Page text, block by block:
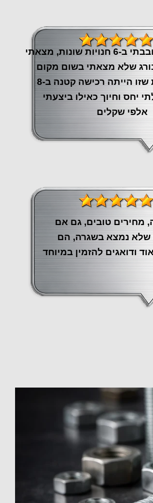
אחרי שהסתובבתי ב-6 חנויות שונות, מצאתי
שלא מצאתי בשום מקום
אחר. ולמרות שזו הייתה רכישה קטנה ב-8
יחס וחיוך כאילו ביצעתי
שקלים
מחירים טובים, גם אם
שלא נמצא בשגרה, הם
ודואגים להזמין במיוחד